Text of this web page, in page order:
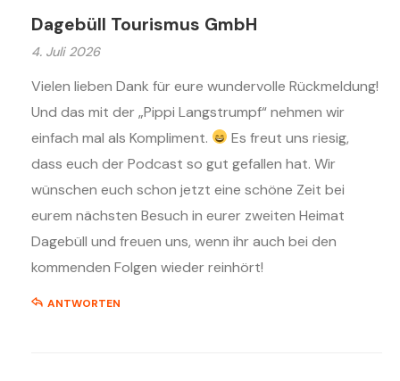
Dagebüll Tourismus GmbH
4. Juli 2026
Vielen lieben Dank für eure wundervolle Rückmeldung!
Und das mit der „Pippi Langstrumpf“ nehmen wir
einfach mal als Kompliment.
Es freut uns riesig,
dass euch der Podcast so gut gefallen hat. Wir
wünschen euch schon jetzt eine schöne Zeit bei
eurem nächsten Besuch in eurer zweiten Heimat
Dagebüll und freuen uns, wenn ihr auch bei den
kommenden Folgen wieder reinhört!
ANTWORTEN